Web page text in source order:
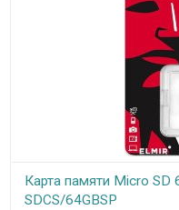
Карта памяти Micro SD
SDCS/64GBSP